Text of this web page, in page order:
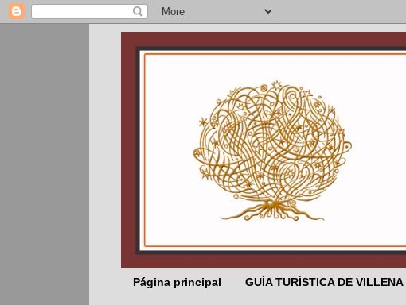
Página principal GUÍA TURÍSTICA DE VILLENA